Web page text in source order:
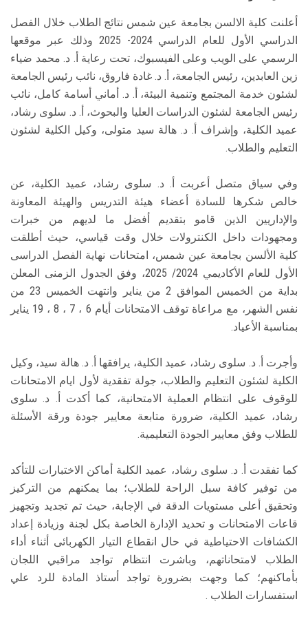
أعلنت كلية الالسن بجامعة عين شمس نتائج الطلاب خلال الفصل
الدراسي الأول للعام الدراسي 2024- 2025 وذلك عبر موقعها
الرسمي على الويب وعلى الفيسبوك، تحت رعاية أ. د. محمد ضياء
زين العابدين، رئيس الجامعة، أ. د. غادة فاروق، نائب رئيس الجامعة
لشئون خدمة المجتمع وتنمية البيئة، أ. د. أماني أسامة كامل، نائب
رئيس الجامعة لشئون الدراسات العليا والبحوث، أ. د. سلوى رشاد،
عميد الكلية، وإشراف أ. د. هالة سيد متولى، وكيل الكلية لشئون
التعليم والطلاب.
وفي سياق متصل أعربت أ. د. سلوى رشاد، عميد الكلية، عن
خالص شكرها للسادة أعضاء هيئة التدريس والهيئة المعاونة
والإداريين الذين قامو بتقديم أفضل ما لديهم من خبرات
ومجهودات داخل الكنترولات خلال وقت قياسي، حيث أطلقت
كلية الألسن بجامعة عين شمس، امتحانات نهاية الفصل الدراسى
الأول للعام الأكاديمي 2024/ 2025، وفق الجدول الزمنى المعلن
بداية من الخميس الموافق 2 من يناير وانتهت الخميس 23 من
نفس الشهر، مع مراعاة توقف الامتحانات أيام 6 ، 7 ، 8 ، 19 يناير
بمناسبة الأعياد.
وأجرت أ. د. سلوى رشاد، عميد الكلية، يرافقها أ. د. هالة سيد، وكيل
الكلية لشئون التعليم والطلاب، جولة تفقدية لأول ايام الامتحانات
للوقوف على انتظام العملية الامتحانية، كما أكدت أ. د. سلوى
رشاد، عميد الكلية، ضرورة متابعة معايير جودة ورقة الأسئلة
للطلاب وفق معايير الجودة التعليمية.
كما تفقدت أ. د. سلوى رشاد، عميد الكلية أماكن الاختبارات للتأكد
من توفير كافة سبل الراحة للطلاب؛ بما يمكنهم من التركيز
وتحقيق أعلى مستويات الدقة في الإجابة، حيث تم تجديد وتجهيز
قاعات الامتحانات و تحديد الإدارة الخاصة بكل لجنة وزيادة إعداد
الكشافات الاحتياطية في حال انقطاع التيار الكهربائى أثناء أداء
الطلاب لامتحاناتهم، وباشرت انتظام تواجد مراقبي اللجان
بأماكنهم؛ كما وجهت بضرورة تواجد أستاذ المادة للرد علي
استفسارات الطلاب .